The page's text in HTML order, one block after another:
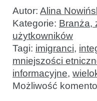
Autor: Alina
Kategorie: Branża,
użytkowników
Tagi: imigranci,
mniejszości
informacyjne,
Możliwość